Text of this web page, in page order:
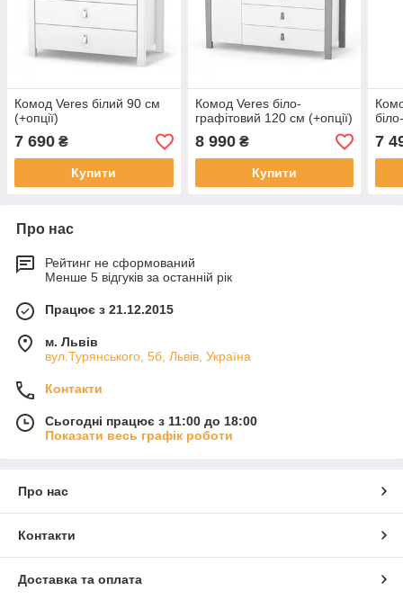
Комод Veres білий 90 см
(+опції)
7 690 ₴
Купити
Комод Veres біло-
графітовий 120 см (+опції)
8 990₴
Купити
7
Про нас
Рейтинг не сформований
Менше 5 відгуків за останній рік
Працює з 21.12.2015
м. Львів
вул.Турянського, 5б, Львів, Україна
Контакти
Сьогодні працює з 11:00 до 18:00
Показати весь графік роботи
Про нас
Контакти
Доставка та оплата